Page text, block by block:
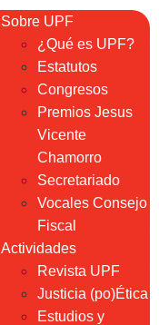
Sobre UPF
¿Qué es UPF?
Estatutos
Congresos
Premios Jesus
Vicente
Chamorro
Secretariado
Vocales Consejo
Fiscal
Actividades
Revista UPF
Justicia (po)Ética
Estudios y